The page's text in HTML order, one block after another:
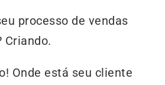
processo de vendas
Criando.
Onde está seu cliente